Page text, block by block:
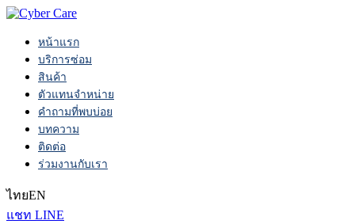
หน้าแรก
บริการซ่อม
สินค้า
ตัวแทนจำหน่าย
คำถามที่พบบ่อย
บทความ
ติดต่อ
ร่วมงานกับเรา
ไทยEN
แชท LINE